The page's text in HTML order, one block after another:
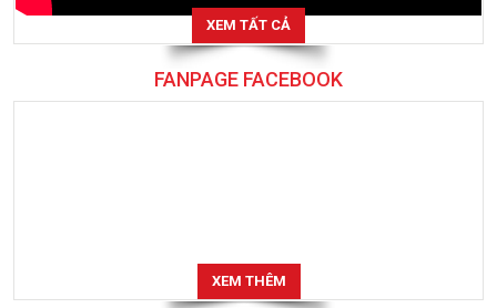
XEM TẤT CẢ
FANPAGE FACEBOOK
XEM THÊM